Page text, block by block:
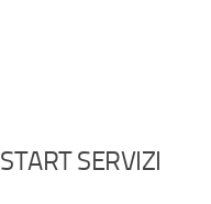
SERVIZI